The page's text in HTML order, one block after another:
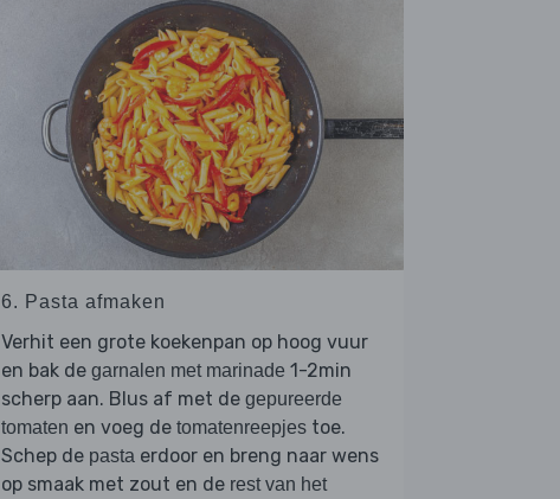
6. Pasta afmaken
Verhit een grote koekenpan op hoog vuur
en bak de garnalen met marinade 1-2min
scherp aan. Blus af met de gepureerde
tomaten en voeg de tomatenreepjes toe.
Schep de pasta erdoor en breng naar wens
op smaak met zout en de rest van het